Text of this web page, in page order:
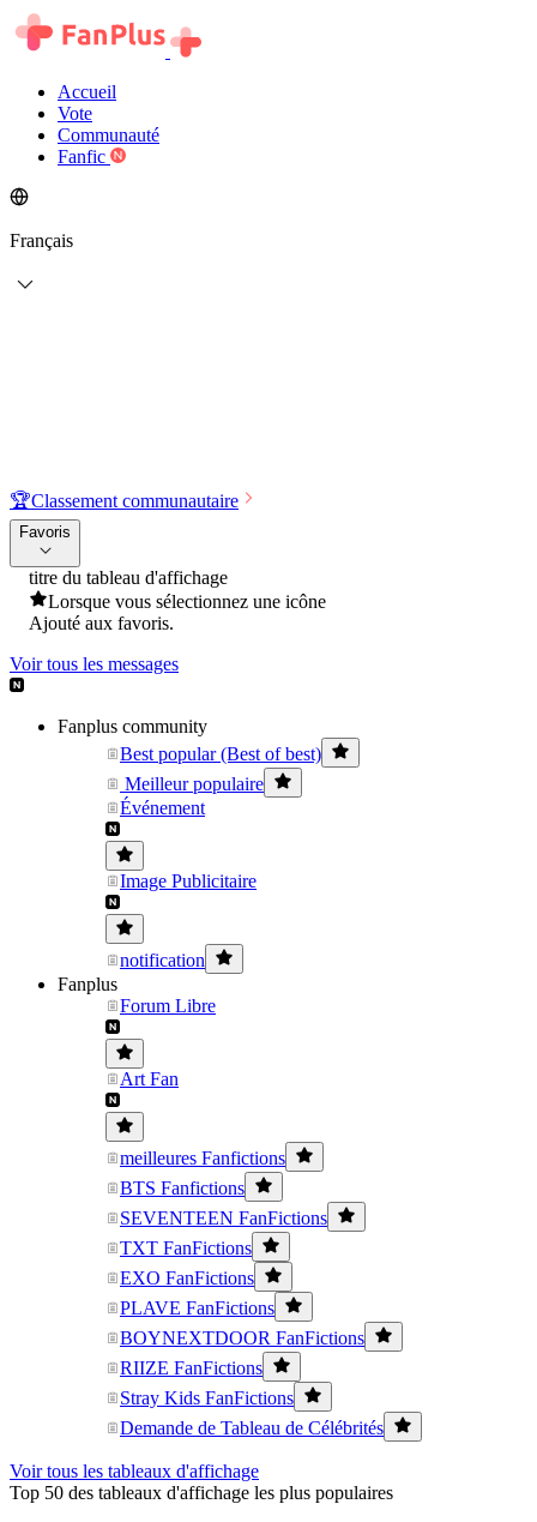
Accueil
Vote
Communauté
Fanfic
Français
🏆Classement communautaire
Favoris
titre du tableau d'affichage
Lorsque vous sélectionnez une icône
Ajouté aux favoris.
Voir tous les messages
Fanplus community
Best popular (Best of best)
Meilleur populaire
Événement
Image Publicitaire
notification
Fanplus
Forum Libre
Art Fan
meilleures Fanfictions
BTS Fanfictions
SEVENTEEN FanFictions
TXT FanFictions
EXO FanFictions
PLAVE FanFictions
BOYNEXTDOOR FanFictions
RIIZE FanFictions
Stray Kids FanFictions
Demande de Tableau de Célébrités
Voir tous les tableaux d'affichage
Top 50 des tableaux d'affichage les plus populaires